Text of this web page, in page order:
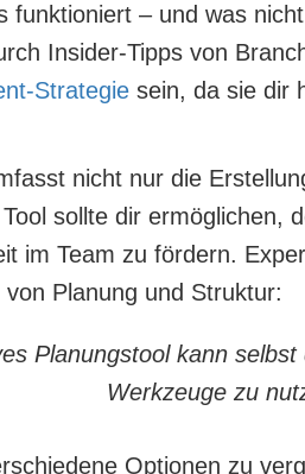
funktioniert – und was
Insider-Tipps von
Strategie sein, da sie dir
nicht nur die
sollte dir ermöglichen,
im Team zu fördern.
Planung und Struktur:
Planungstool kann
Werkzeuge zu
Optionen zu